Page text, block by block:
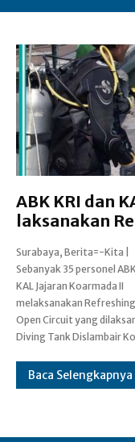
ABK KRI dan
laksanakan
Surabaya, Berita=-Kita |
Sebanyak 35 personel
KAL Jajaran Koarmada II
melaksanakan Refreshing
Open Circuit yang
Diving Tank Dislambair
II dan Kolam Basis Induk Mako
Koarmada II,
(11/09/2020). Refrehing kali ini
meliputi penyegaran
tentang penyelaman
Baca Selengkapnya